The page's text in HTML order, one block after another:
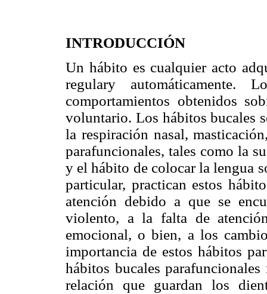
INTRODUCCIÓN
Un hábito es cualquier acto
regulary automáticamente.
comportamientos obtenidos
voluntario. Los hábitos bucales
la respiración nasal,
parafuncionales, tales como la
y el hábito de colocar la lengua
particular, practican estos
atención debido a que se
violento, a la falta de
emocional, o bien, a los
importancia de estos hábitos
hábitos bucales
relación que guardan los